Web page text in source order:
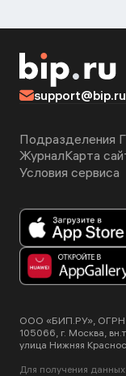
support@bip.ru
Подразделения
ЖурналКарта
Условия сервиса
ООО «БИП.РУ», ОГРН
105066, г. Москва,
улица Нижняя
Для получения